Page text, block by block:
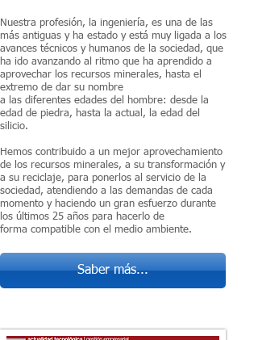
Nuestra profesión, la ingeniería, es una de las
más antiguas y ha estado y está muy ligada a los
avances técnicos y humanos de la sociedad, que
ha ido avanzando al ritmo que ha aprendido a
aprovechar los recursos minerales, hasta el
extremo de dar su nombre
a las diferentes edades del hombre: desde la
edad de piedra, hasta la actual, la edad del
silicio.
Hemos contribuido a un mejor aprovechamiento
de los recursos minerales, a su transformación y
a su reciclaje, para ponerlos al servicio de la
sociedad, atendiendo a las demandas de cada
momento y haciendo un gran esfuerzo durante
los últimos 25 años para hacerlo de
forma compatible con el medio ambiente.
Saber más...